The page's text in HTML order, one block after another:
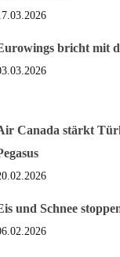
bricht mit
Canada stärkt
und Schnee